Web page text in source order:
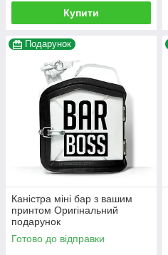
Купити
Подарунок
Каністра міні бар з вашим
принтом Оригінальний
подарунок
Готово до відправки